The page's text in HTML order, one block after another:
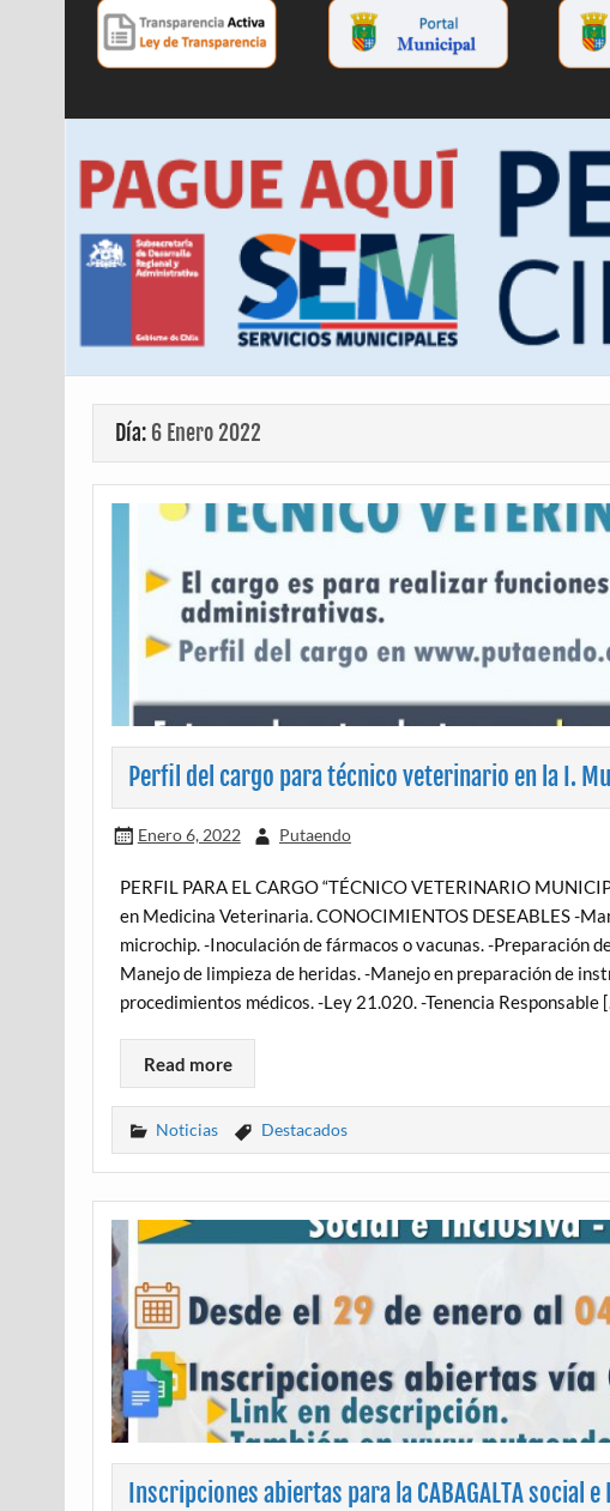
Día: 6 Enero 2022
Perfil del cargo para técnico veterinario en la I.
Enero 6, 2022 Putaendo
PERFIL PARA EL CARGO “TÉCNICO VETERINARIO
en Medicina Veterinaria. CONOCIMIENTOS DESEABLES -
microchip. -Inoculación de fármacos o vacunas. -Preparación
Manejo de limpieza de heridas. -Manejo en preparación de
procedimientos médicos. -Ley 21.020. -Tenencia Responsable
Read more
Noticias Destacados
Inscripciones abiertas para la CABAGALTA social